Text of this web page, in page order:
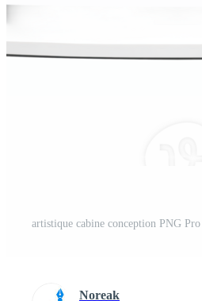
artistique cabine conception PNG Pro
Noreak